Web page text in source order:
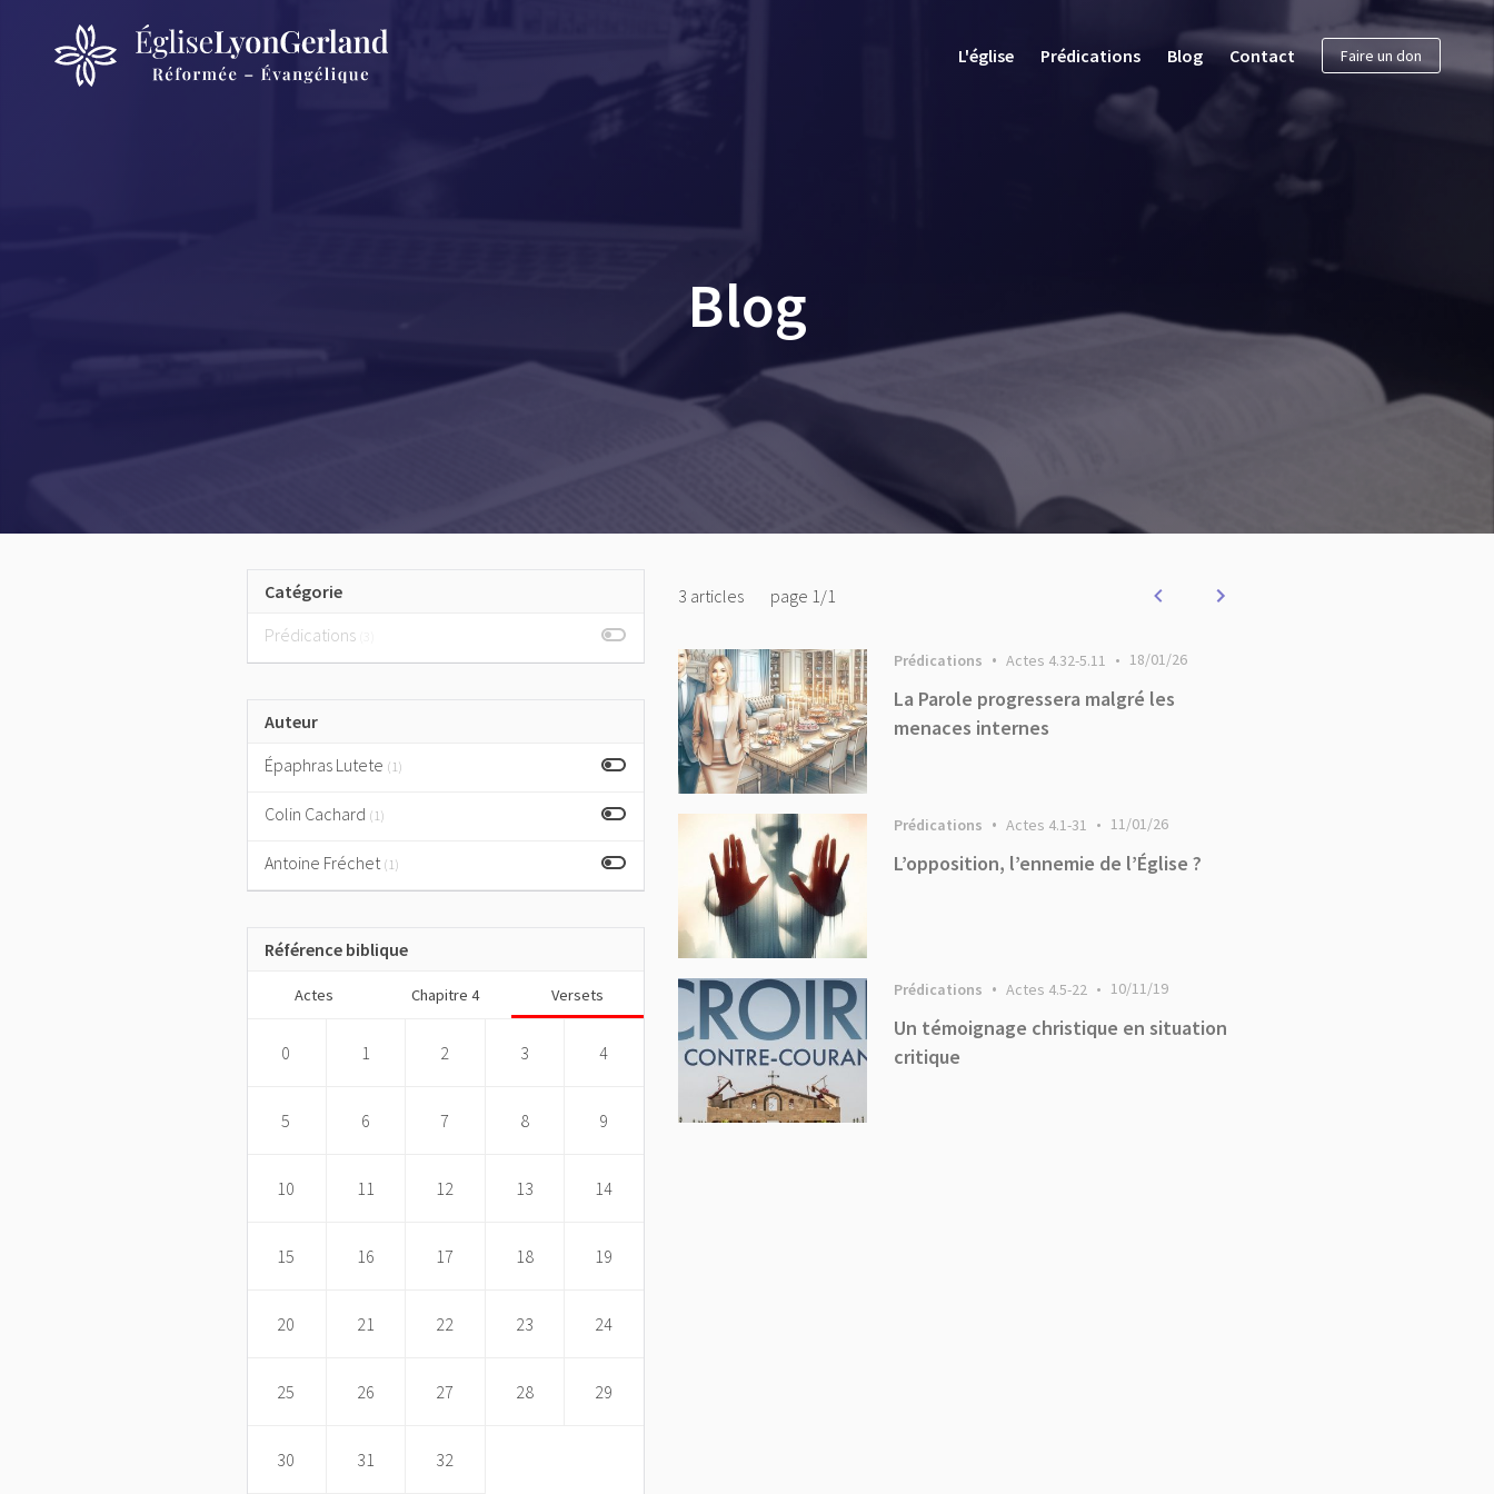
L'église Prédications Blog Contact Faire un don
Blog
Catégorie
Prédications
Auteur
Épaphras Lutete (1)
Colin Cachard (1)
Antoine Fréchet (1)
Référence biblique
Actes Chapitre 4 Versets
0 1 2 3 4
5 6 7 8 9
10 11 12 13 14
15 16 17 18 19
20 21 22 23 24
25 26 27 28 29
30 31 32
3 articles page 1/1
Prédications Actes 4.32-5.11 18/01/26
La Parole progressera malgré les
menaces internes
Prédications Actes 4.1-31 11/01/26
L’opposition, l’ennemie de l’Église ?
Prédications Actes 4.5-22 10/11/19
Un témoignage christique en situation
critique